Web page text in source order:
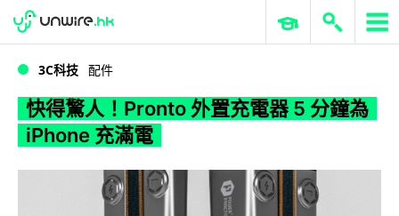
WWDC 2026 ERP 與商業 AI
3C科技 配件
快得驚人！Pronto 外置充電器 5 分鐘為
iPhone 充滿電